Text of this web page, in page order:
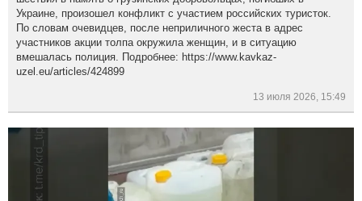
Украине, произошел конфликт с участием российских туристок.
По словам очевидцев, после неприличного жеста в адрес
участников акции толпа окружила женщин, и в ситуацию
вмешалась полиция. Подробнее: https://www.kavkaz-
uzel.eu/articles/424899
13 июля 2026, 15:49